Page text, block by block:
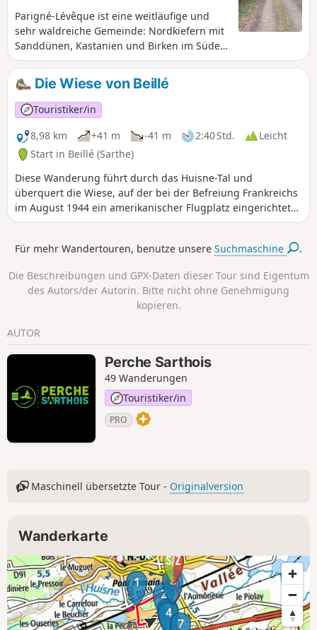
Parigné-Lévêque ist eine weitläufige und
sehr waldreiche Gemeinde: Nordkiefern mit
Sanddünen, Kastanien und Birken im Süden.
Auf dem Rundweg kann man den Charme
zahlreicher Unterholzwälder, weitläufiger
Heideflächen und Teiche entdecken. Der
Ruisseau du Loudon wird an mehreren
Stellen überquert.
Die Wiese von Beillé
Touristiker/in
8,98 km
+41 m -41 m 2:40 Std.
Leicht
Start in Beillé (Sarthe)
Diese Wanderung führt durch das Huisne-Tal und
überquert die Wiese, auf der bei der Befreiung Frankreichs
im August 1944 ein amerikanischer Flugplatz eingerichtet
wurde. Eine Tafel vor Ort erzählt die Geschichte dieses
Für mehr Wandertouren, benutze unsereSuchmaschine .
Die Beschreibungen und GPX-Daten dieser Tour sind Eigentum
des Autors/der Autorin. Bitte nicht ohne Genehmigung
kopieren.
AUTOR
Perche Sarthois
49 Wanderungen
Touristiker/in
PRO
Maschinell übersetzte Tour - Originalversion
Wanderkarte
1
2
3
4
7
8